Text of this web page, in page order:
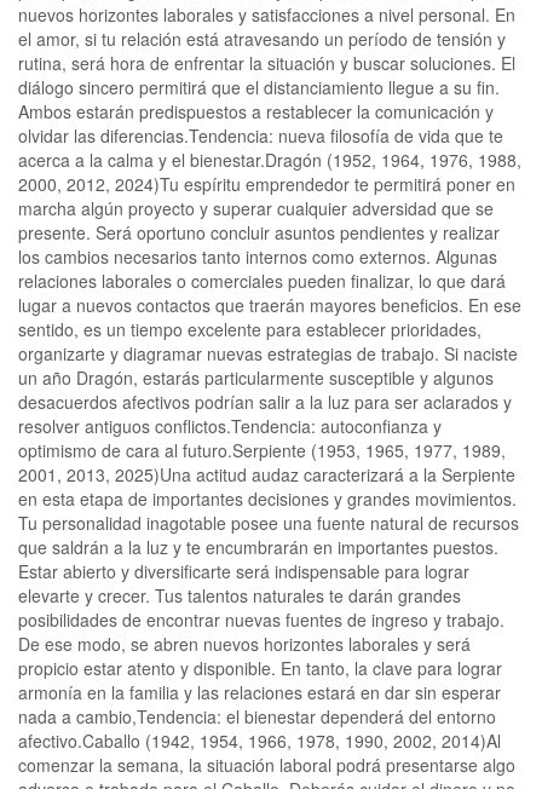
nuevos horizontes laborales y satisfacciones a nivel personal. En
el amor, si tu relación está atravesando un período de tensión y
rutina, será hora de enfrentar la situación y buscar soluciones. El
diálogo sincero permitirá que el distanciamiento llegue a su fin.
Ambos estarán predispuestos a restablecer la comunicación y
olvidar las diferencias.Tendencia: nueva filosofía de vida que te
acerca a la calma y el bienestar.Dragón (1952, 1964, 1976, 1988,
2000, 2012, 2024)Tu espíritu emprendedor te permitirá poner en
marcha algún proyecto y superar cualquier adversidad que se
presente. Será oportuno concluir asuntos pendientes y realizar
los cambios necesarios tanto internos como externos. Algunas
relaciones laborales o comerciales pueden finalizar, lo que dará
lugar a nuevos contactos que traerán mayores beneficios. En ese
sentido, es un tiempo excelente para establecer prioridades,
organizarte y diagramar nuevas estrategias de trabajo. Si naciste
un año Dragón, estarás particularmente susceptible y algunos
desacuerdos afectivos podrían salir a la luz para ser aclarados y
resolver antiguos conflictos.Tendencia: autoconfianza y
optimismo de cara al futuro.Serpiente (1953, 1965, 1977, 1989,
2001, 2013, 2025)Una actitud audaz caracterizará a la Serpiente
en esta etapa de importantes decisiones y grandes movimientos.
Tu personalidad inagotable posee una fuente natural de recursos
que saldrán a la luz y te encumbrarán en importantes puestos.
Estar abierto y diversificarte será indispensable para lograr
elevarte y crecer. Tus talentos naturales te darán grandes
posibilidades de encontrar nuevas fuentes de ingreso y trabajo.
De ese modo, se abren nuevos horizontes laborales y será
propicio estar atento y disponible. En tanto, la clave para lograr
armonía en la familia y las relaciones estará en dar sin esperar
nada a cambio,Tendencia: el bienestar dependerá del entorno
afectivo.Caballo (1942, 1954, 1966, 1978, 1990, 2002, 2014)Al
comenzar la semana, la situación laboral podrá presentarse algo